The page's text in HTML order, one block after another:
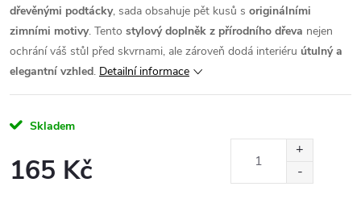
dřevěnými podtácky, sada obsahuje pět kusů s originálními
zimními motivy. Tento stylový doplněk z přírodního dřeva nejen
ochrání váš stůl před skvrnami, ale zároveň dodá interiéru útulný a
elegantní vzhled. Detailní informace
Skladem
165 Kč